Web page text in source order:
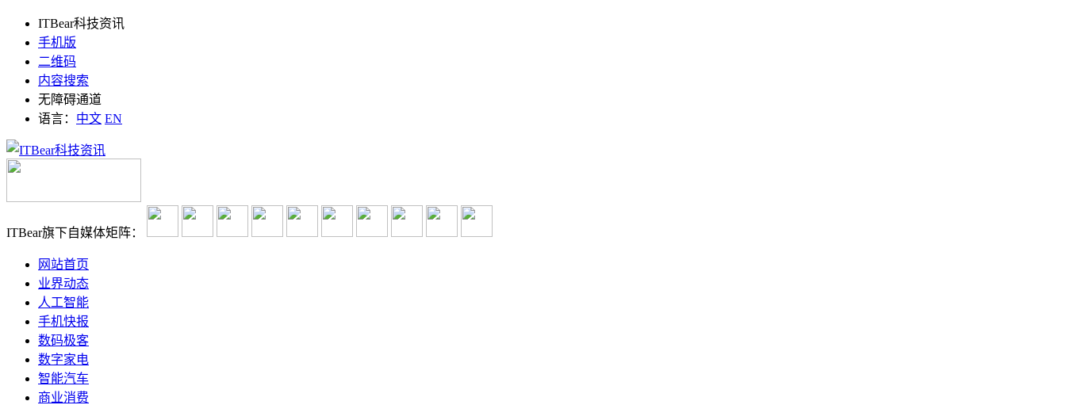
ITBear科技资讯
手机版
二维码
内容搜索
无障碍通道
语言： 中文 EN
ITBear旗下自媒体矩阵：
网站首页
业界动态
人工智能
手机快报
数码极客
数字家电
智能汽车
商业消费